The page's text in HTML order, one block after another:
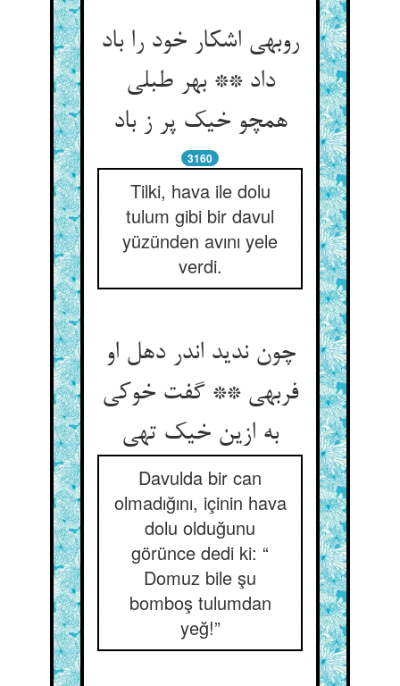
روبهی اشکار خود را باد
داد ** بهر طبلی
همچو خیک پر ز باد
3160
Tilki, hava ile dolu
tulum gibi bir davul
yüzünden avını yele
verdi.
چون ندید اندر دهل او
فربهی ** گفت خوکی
به ازین خیک تهی‏
Davulda bir can
olmadığını, içinin hava
dolu olduğunu
görünce dedi ki: “
Domuz bile şu
bomboş tulumdan
yeğ!”